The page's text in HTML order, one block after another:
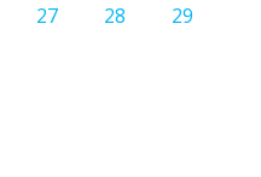
27 28
29